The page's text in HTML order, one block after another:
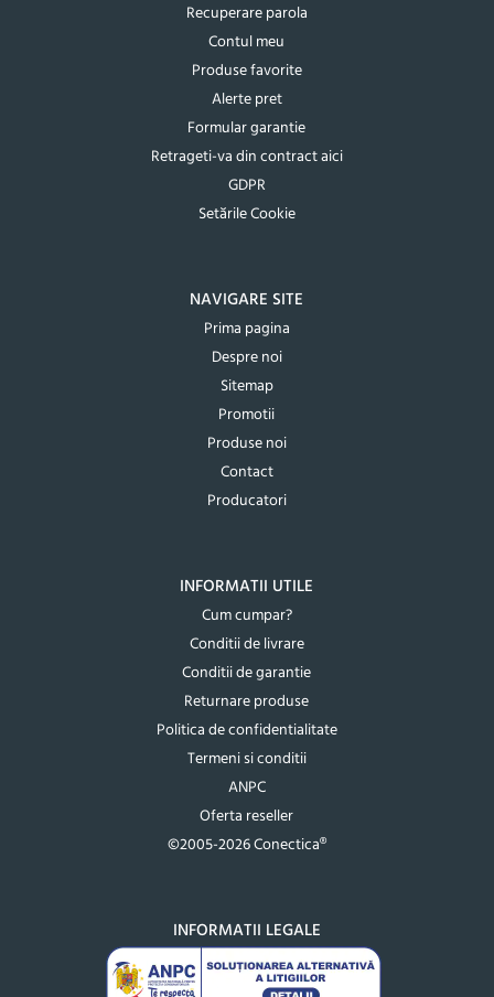
Recuperare parola
Contul meu
Produse favorite
Alerte pret
Formular garantie
Retrageti-va din contract aici
GDPR
Setările Cookie
NAVIGARE SITE
Prima pagina
Despre noi
Sitemap
Promotii
Produse noi
Contact
Producatori
INFORMATII UTILE
Cum cumpar?
Conditii de livrare
Conditii de garantie
Returnare produse
Politica de confidentialitate
Termeni si conditii
ANPC
Oferta reseller
©2005-2026 Conectica®
INFORMATII LEGALE